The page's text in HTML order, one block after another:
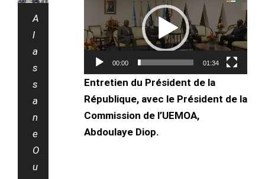
A
l
a
s
s
a
n
e
O
u
vidéo
00:00 01:34
Entretien du Président de la
République, avec le Président de la
Commission de l’UEMOA,
Abdoulaye Diop.